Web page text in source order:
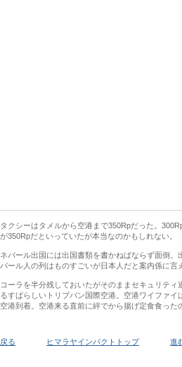
タクシーはタメルから空港まで350Rpだった。
が350Rpだといっていたが本当なのかもしれない。
ネパール出国には出国書類を書かねばならず面倒
パール人の列はものすごいが日本人だと案内係に
コーラを半分残しておいたがそのままセキュリテ
るすばらしいトリブバン国際空港。空港ワイファ
空港到着。空港来る直前に絆でから揚げ定食食っ
戻る ヒマラヤインパクトトップ 進